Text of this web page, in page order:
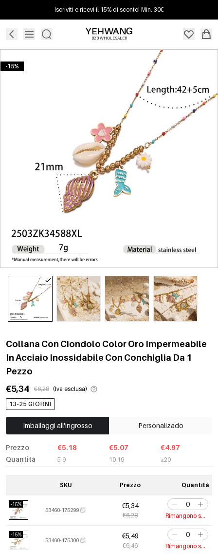
Iscriviti e ricevi il 15% di sconto! Min. 30€
B2B WHOLESALER
-15%
Collana Con Ciondolo Color Oro Impermeabile
In Acciaio Inossidabile Con Conchiglia Da 1
Pezzo
€5,34
€6,28 (Iva esclusa)
13-25 GIORNI
Imballaggi all'ingrosso Personalizado
Prezzo
Quantità
€5.18
5-9
€5.07
10-19
€4.97
≥20
SKU Prezzo Quantità
-15%
53460-175299
€5,34
€6,28 Rimangono solo 5
-15%
53460-175300
€5,49
€6,46 Rimangono solo 1